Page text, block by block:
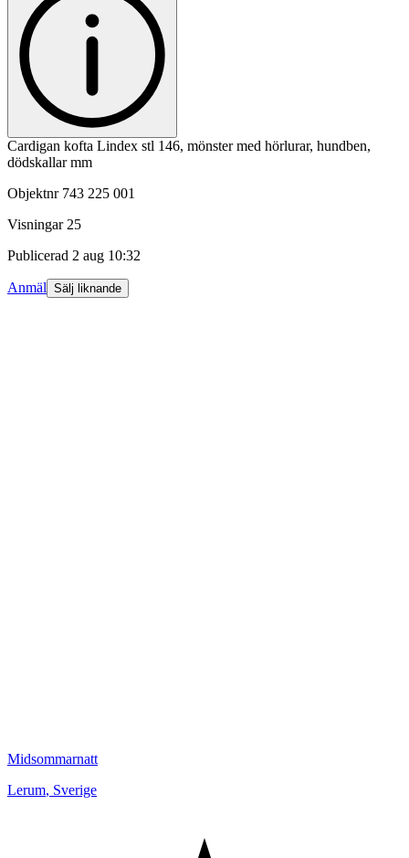
Cardigan kofta Lindex stl 146, mönster med hörlurar, hundben,
dödskallar mm
Objektnr 743 225 001
Visningar 25
Publicerad 2 aug 10:32
Anmäl Sälj liknande
Midsommarnatt
Lerum, Sverige